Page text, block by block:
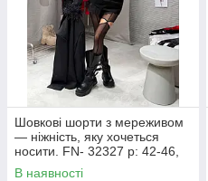
Шовкові шорти з мереживом
— ніжність, яку хочеться
носити. FN- 32327 р: 42-46,
48-52
В наявності